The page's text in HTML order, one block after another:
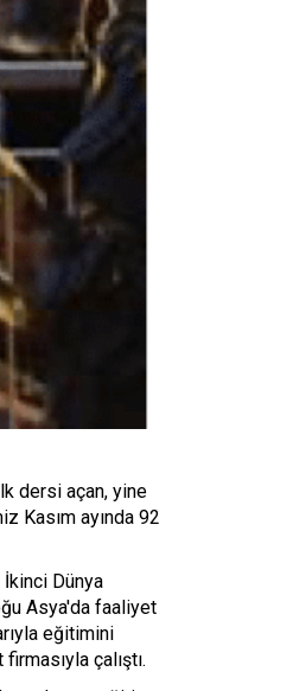
dersi açan, yine
Kasım ayında 92
İkinci Dünya
Asya'da faaliyet
eğitimini
çalıştı.